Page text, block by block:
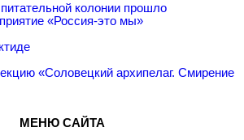
колонии прошло
«Россия-это мы»
«Соловецкий архипелаг. Смирение
МЕНЮ САЙТА